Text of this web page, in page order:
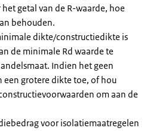
getal van de R-waarde, hoe
behouden.
dikte/constructiedikte is
de minimale Rd waarde te
Indien het geen
een grotere dikte toe, of hou
om aan de
voor isolatiemaatregelen